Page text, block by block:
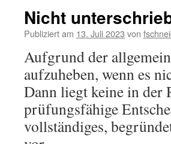
Nicht
Publiziert am 13. Juli 2023 von
Aufgrund der
aufzuheben, wenn es
Dann liegt keine in der
prüfungsfähige
vollständiges,